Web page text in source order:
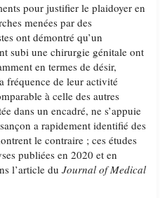
pour justifier le plaidoyer en
menées par des
ont démontré qu’un
subi une chirurgie génitale ont
en termes de désir,
fréquence de leur activité
à celle des autres
dans un encadré, ne s’appuie
a rapidement identifié des
le contraire ; ces études
publiées en 2020 et en
l’article duJournal of Medical